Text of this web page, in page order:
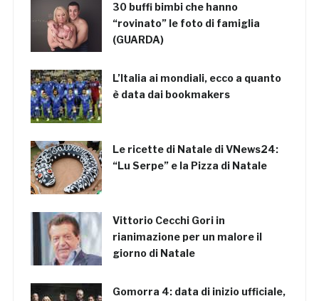
30 buffi bimbi che hanno
“rovinato” le foto di famiglia
(GUARDA)
L’Italia ai mondiali, ecco a quanto
è data dai bookmakers
Le ricette di Natale di VNews24:
“Lu Serpe” e la Pizza di Natale
Vittorio Cecchi Gori in
rianimazione per un malore il
giorno di Natale
Gomorra 4: data di inizio ufficiale,